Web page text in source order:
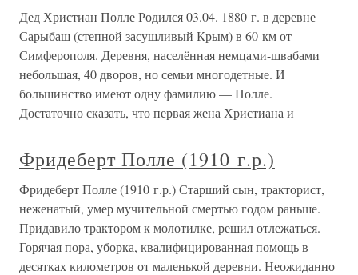
Дед Христиан Полле Родился 03.04. 1880 г. в деревне
Сарыбаш (степной засушливый Крым) в 60 км от
Симферополя. Деревня, населённая немцами-швабами
небольшая, 40 дворов, но семьи многодетные. И
большинство имеют одну фамилию — Полле.
Достаточно сказать, что первая жена Христиана и
Фридеберт Полле (1910 г.р.)
Фридеберт Полле (1910 г.р.) Старший сын, тракторист,
неженатый, умер мучительной смертью годом раньше.
Придавило трактором к молотилке, решил отлежаться.
Горячая пора, уборка, квалифицированная помощь в
десятках километров от маленькой деревни. Неожиданно